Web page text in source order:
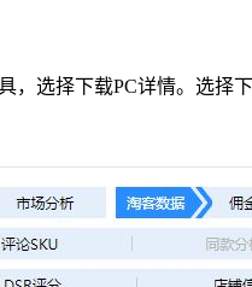
选择下载PC详情。选择